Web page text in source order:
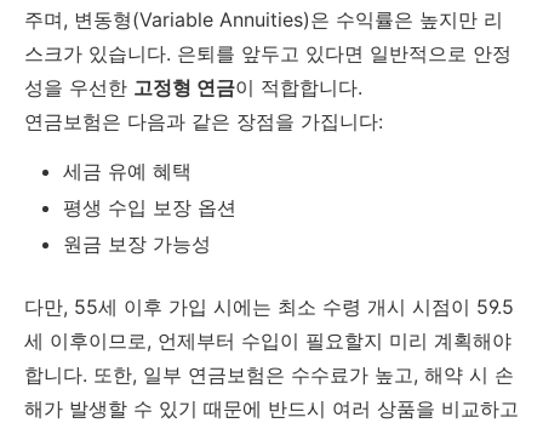
주며, 변동형(Variable Annuities)은 수익률은 높지만 리
스크가 있습니다. 은퇴를 앞두고 있다면 일반적으로 안정
성을 우선한 고정형 연금이 적합합니다.
연금보험은 다음과 같은 장점을 가집니다:
세금 유예 혜택
평생 수입 보장 옵션
원금 보장 가능성
다만, 55세 이후 가입 시에는 최소 수령 개시 시점이 59.5
세 이후이므로, 언제부터 수입이 필요할지 미리 계획해야
합니다. 또한, 일부 연금보험은 수수료가 높고, 해약 시 손
해가 발생할 수 있기 때문에 반드시 여러 상품을 비교하고